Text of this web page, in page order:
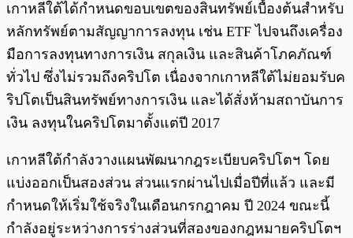
เกาหลีใต้ได้กำหนดขอบเขตของสินทรัพย์เบื้องต้นสำหรับ
หลักทรัพย์ตามสัญญาการลงทุน เช่น ETF ไปจนถึงเครื่อง
มือการลงทุนทางการเงิน สกุลเงิน และสินค้าโภคภัณฑ์
ทั่วไป ซึ่งไม่รวมถึงคริปโต เนื่องจากเกาหลีใต้ไม่ยอมรับค
ริปโตเป็นสินทรัพย์ทางการเงิน และได้สั่งห้ามสถาบันการ
เงิน ลงทุนในคริปโตมาตั้งแต่ปี 2017
เกาหลีใต้กำลังวางแผนพัฒนากฎระเบียบคริปโตฯ โดย
แบ่งออกเป็นสองส่วน ส่วนแรกผ่านไปเมื่อปีที่แล้ว และมี
กำหนดให้เริ่มใช้จริงในเดือนกรกฎาคม ปี 2024 ขณะนี้
กำลังอยู่ระหว่างการร่างส่วนที่สองของกฎหมายคริปโตฯ